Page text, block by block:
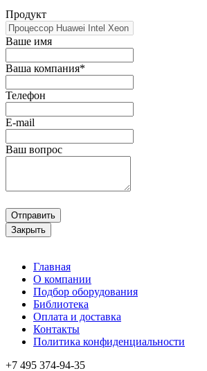
Продукт
Ваше имя
Ваша компания*
Телефон
E-mail
Ваш вопрос
Отправить
Закрыть
Главная
О компании
Подбор оборудования
Библиотека
Оплата и доставка
Контакты
Политика конфиденциальности
+7 495 374-94-35